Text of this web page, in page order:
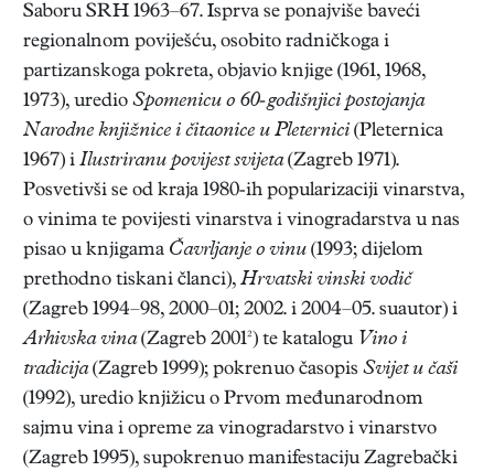
Saboru SRH 1963–67. Isprva se ponajviše baveći
regionalnom poviješću, osobito radničkoga i
partizanskoga pokreta, objavio knjige (1961, 1968,
1973), uredio Spomenicu o 60-godišnjici postojanja
Narodne knjižnice i čitaonice u Pleternici (Pleternica
1967) i Ilustriranu povijest svijeta(Zagreb 1971).
Posvetivši se od kraja 1980-ih popularizaciji vinarstva,
o vinima te povijesti vinarstva i vinogradarstva u nas
pisao u knjigama Čavrljanje o vinu (1993; dijelom
prethodno tiskani članci), Hrvatski vinski vodič
(Zagreb 1994–98, 2000–01; 2002. i 2004–05. suautor) i
Arhivska vina(Zagreb 2001²) te katalogu Vino i
tradicija(Zagreb 1999); pokrenuo časopis Svijet u čaši
(1992), uredio knjižicu o Prvom međunarodnom
sajmu vina i opreme za vinogradarstvo i vinarstvo
(Zagreb 1995), supokrenuo manifestaciju Zagrebački